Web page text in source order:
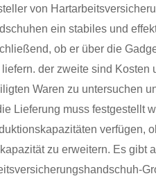
von
ein stabiles und
ob er über die
der zweite sind
Waren zu untersuchen
Lieferung muss festgestellt
verfügen,
zu erweitern. Es gibt